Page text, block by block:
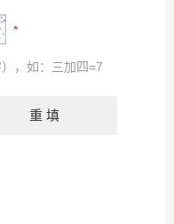
，如：三加四=7